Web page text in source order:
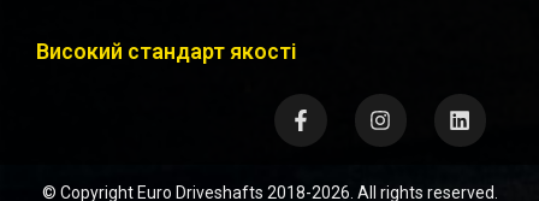
Високий стандарт якості
© CopyrightEuro Driveshafts 2018-2026. All rights reserved.